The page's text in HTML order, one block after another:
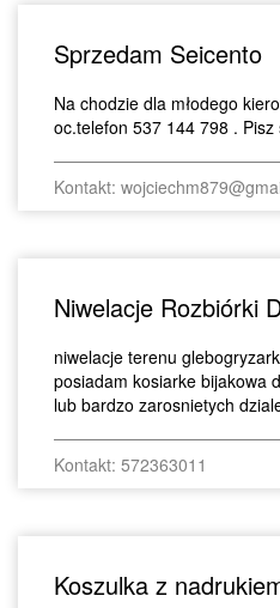
Sprzedam Seicento
Na chodzie dla młodego
oc.telefon 537 144 798 .
Kontakt:
Niwelacje Rozbiórki
niwelacje terenu
posiadam kosiarke bijakowa
lub bardzo zarosnietych
Kontakt: 572363011
Koszulka z